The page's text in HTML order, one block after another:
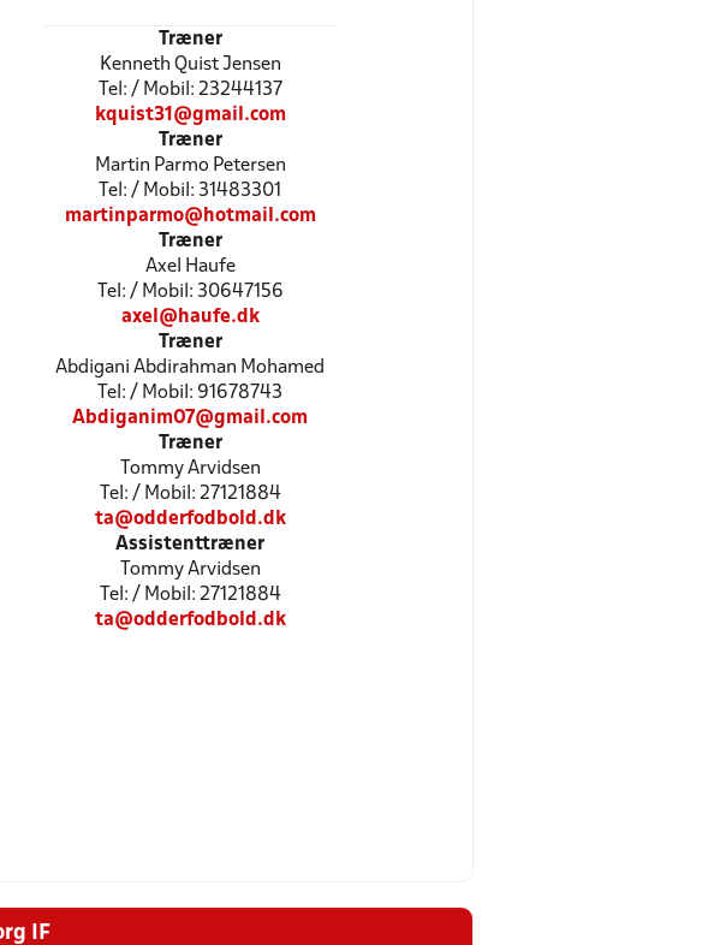
Træner
Kenneth Quist Jensen
Tel: / Mobil: 23244137
kquist31@gmail.com
Træner
Martin Parmo Petersen
Tel: / Mobil: 31483301
martinparmo@hotmail.com
Træner
Axel Haufe
Tel: / Mobil: 30647156
axel@haufe.dk
Træner
Abdigani Abdirahman Mohamed
Tel: / Mobil: 91678743
Abdiganim07@gmail.com
Træner
Tommy Arvidsen
Tel: / Mobil: 27121884
ta@odderfodbold.dk
Assistenttræner
Tommy Arvidsen
Tel: / Mobil: 27121884
ta@odderfodbold.dk
IF